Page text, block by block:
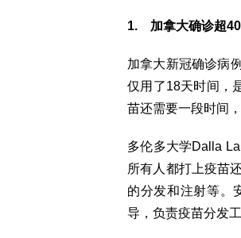
1. 加拿大确诊超40
加拿大新冠确诊病
仅用了18天时间，
苗还需要一段时间
多伦多大学Dalla
所有人都打上疫苗
的分发和注射等。
导，负责疫苗分发工